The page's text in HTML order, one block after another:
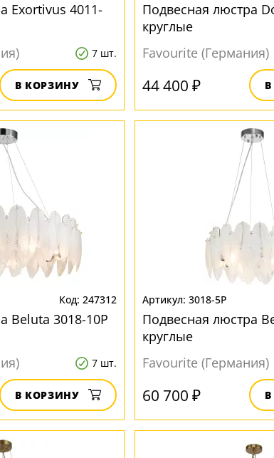
Exortivus 4011-
7 шт.
В КОРЗИНУ
Подвесная люстра
круглые
Favourite (Германия)
44 400 ₽
247312
Beluta 3018-10P
7 шт.
В КОРЗИНУ
3018-5P
Подвесная люстра
круглые
Favourite (Германия)
60 700 ₽